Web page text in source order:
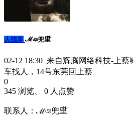
人找车 ℳঞ兜里໊
02-12 18:30 来自辉腾网络科技-上蔡
车找人，14号东莞回上蔡
0
345 浏览、 0 人点赞
联系人：ℳঞ兜里໊